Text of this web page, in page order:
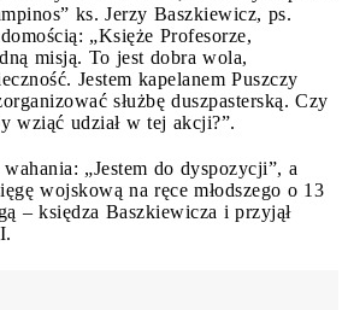
ks. Jerzy Baszkiewicz, ps.
„Księże Profesorze,
misją. To jest dobra wola,
Jestem kapelanem Puszczy
służbę duszpasterską. Czy
wziąć udział w tej akcji?”.
„Jestem do dyspozycji”, a
wojskową na ręce młodszego o 13
– księdza Baszkiewicza i przyjął